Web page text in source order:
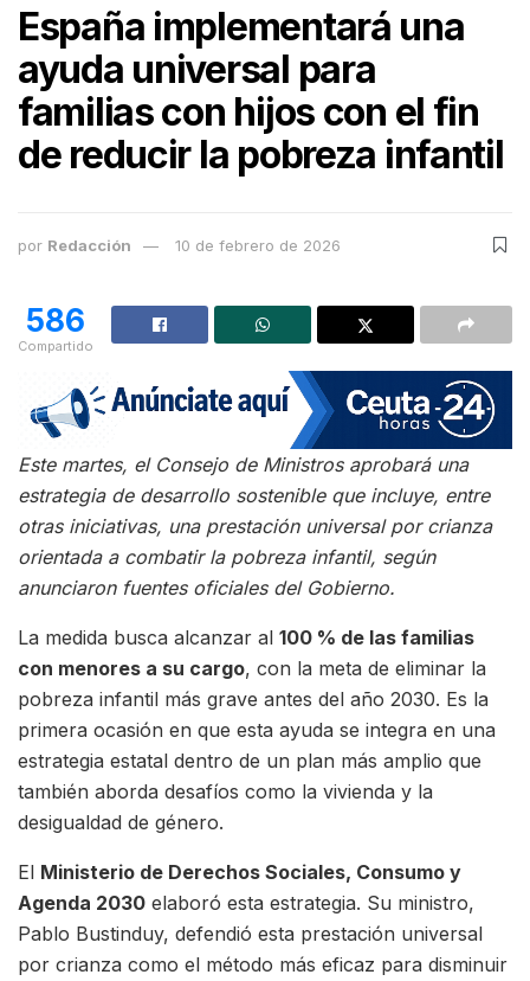
España implementará una
ayuda universal para
familias con hijos con el fin
de reducir la pobreza infantil
por Redacción 10 de febrero de 2026
586
Compartido
Este martes, el Consejo de Ministros aprobará una
estrategia de desarrollo sostenible que incluye, entre
otras iniciativas, una prestación universal por crianza
orientada a combatir la pobreza infantil, según
anunciaron fuentes oficiales del Gobierno.
La medida busca alcanzar al 100 % de las familias
con menores a su cargo, con la meta de eliminar la
pobreza infantil más grave antes del año 2030. Es la
primera ocasión en que esta ayuda se integra en una
estrategia estatal dentro de un plan más amplio que
también aborda desafíos como la vivienda y la
desigualdad de género.
El Ministerio de Derechos Sociales, Consumo y
Agenda 2030 elaboró esta estrategia. Su ministro,
Pablo Bustinduy, defendió esta prestación universal
por crianza como el método más eficaz para disminuir